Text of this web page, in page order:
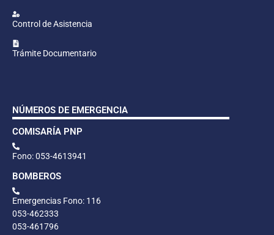
Control de Asistencia
Trámite Documentario
NÚMEROS DE EMERGENCIA
COMISARÍA PNP
Fono: 053-4613941
BOMBEROS
Emergencias Fono: 116
053-462333
053-461796